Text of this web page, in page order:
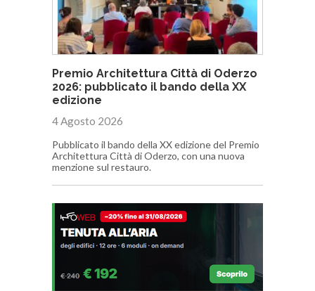
Premio Architettura Città di Oderzo
2026: pubblicato il bando della XX
edizione
4 Agosto 2026
Pubblicato il bando della XX edizione del Premio
Architettura Città di Oderzo, con una nuova
menzione sul restauro.